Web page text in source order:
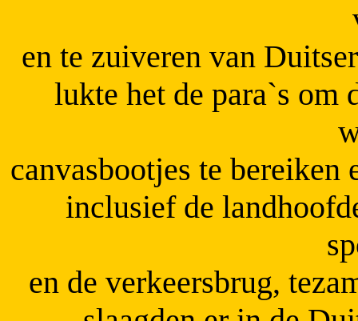
en te zuiveren van
lukte het de para`s om
canvasbootjes te bereiken
inclusief de
en de verkeersbrug,